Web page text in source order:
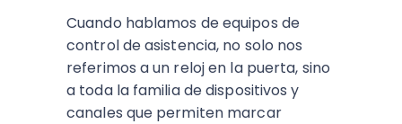
Cuando hablamos de equipos de
control de asistencia, no solo nos
referimos a un reloj en la puerta, sino
a toda la familia de dispositivos y
canales que permiten marcar